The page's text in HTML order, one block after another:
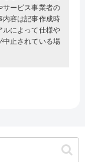
ービス事業者の
容は記事作成時
ルによって仕様や
中止されている場